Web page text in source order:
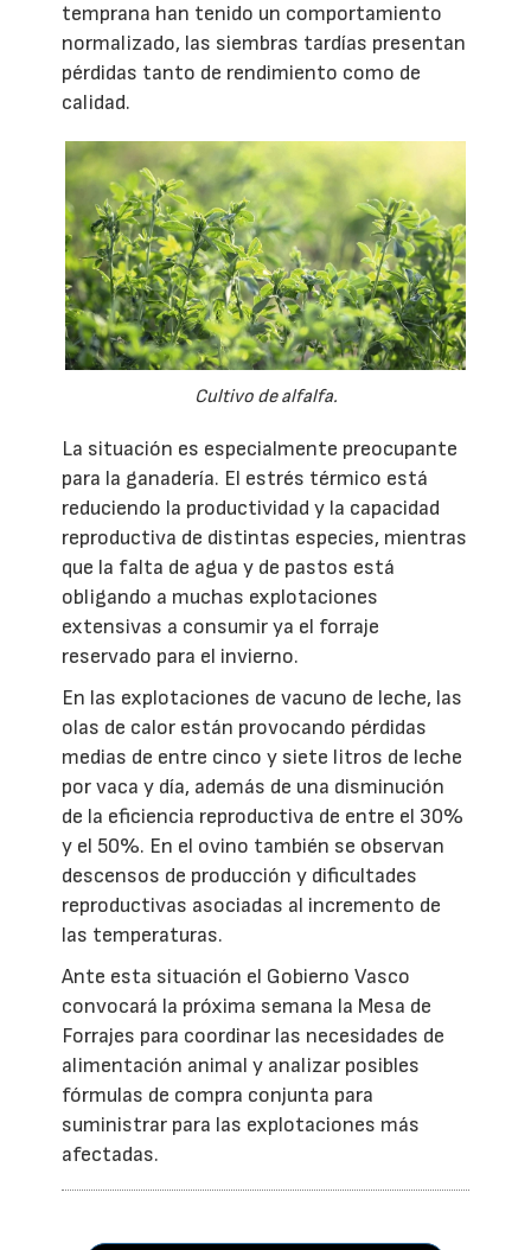
temprana han tenido un comportamiento
normalizado, las siembras tardías presentan
pérdidas tanto de rendimiento como de
calidad.
Cultivo de alfalfa.
La situación es especialmente preocupante
para la ganadería. El estrés térmico está
reduciendo la productividad y la capacidad
reproductiva de distintas especies, mientras
que la falta de agua y de pastos está
obligando a muchas explotaciones
extensivas a consumir ya el forraje
reservado para el invierno.
En las explotaciones de vacuno de leche, las
olas de calor están provocando pérdidas
medias de entre cinco y siete litros de leche
por vaca y día, además de una disminución
de la eficiencia reproductiva de entre el 30%
y el 50%. En el ovino también se observan
descensos de producción y dificultades
reproductivas asociadas al incremento de
las temperaturas.
Ante esta situación el Gobierno Vasco
convocará la próxima semana la Mesa de
Forrajes para coordinar las necesidades de
alimentación animal y analizar posibles
fórmulas de compra conjunta para
suministrar para las explotaciones más
afectadas.